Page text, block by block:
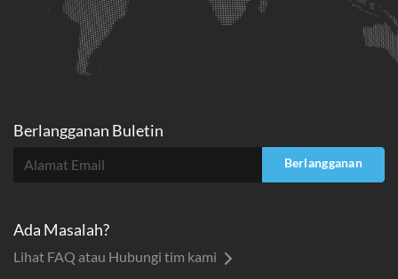
Berlangganan Buletin
Berlangganan
Ada Masalah?
Lihat FAQ atau Hubungi tim kami